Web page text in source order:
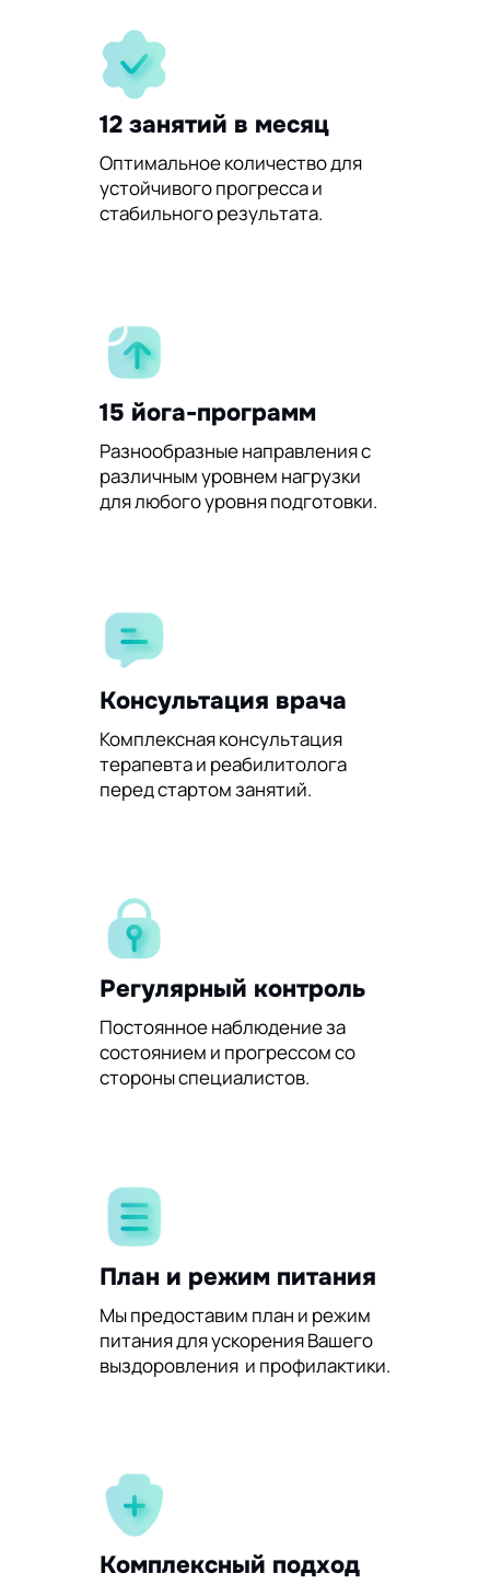
12 занятий в месяц
Оптимальное количество для
устойчивого прогресса и
стабильного результата.
15 йога-программ
Разнообразные направления с
различным уровнем нагрузки
для любого уровня подготовки.
Консультация врача
Комплексная консультация
терапевта и реабилитолога
перед стартом занятий.
Регулярный контроль
Постоянное наблюдение за
состоянием и прогрессом со
стороны специалистов.
План и режим питания
Мы предоставим план и режим
питания для ускорения Вашего
выздоровления и профилактики.
Комплексный подход